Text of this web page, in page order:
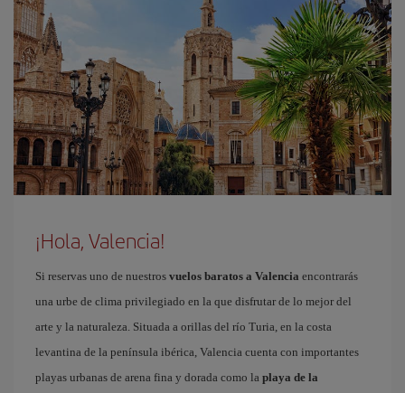
¡Hola, Valencia!
Si reservas uno de nuestros vuelos baratos a Valencia encontrarás
una urbe de clima privilegiado en la que disfrutar de lo mejor del
arte y la naturaleza. Situada a orillas del río Turia, en la costa
levantina de la península ibérica, Valencia cuenta con importantes
playas urbanas de arena fina y dorada como la playa de la